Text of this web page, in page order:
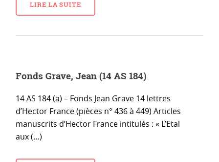
LIRE LA SUITE
Fonds Grave, Jean (14 AS 184)
14 AS 184 (a) – Fonds Jean Grave 14 lettres
d’Hector France (pièces n° 436 à 449) Articles
manuscrits d’Hector France intitulés : « L’Etal
aux (…)